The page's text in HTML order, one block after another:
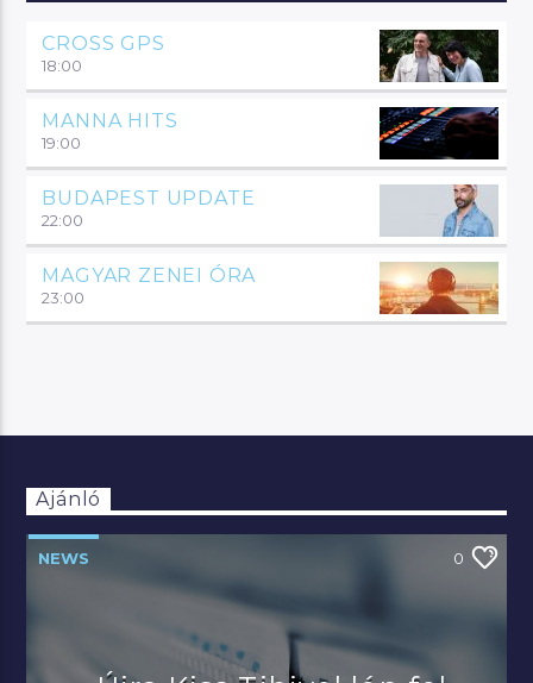
CROSS GPS
18:00
MANNA HITS
19:00
BUDAPEST UPDATE
22:00
MAGYAR ZENEI ÓRA
23:00
Ajánló
NEWS 0